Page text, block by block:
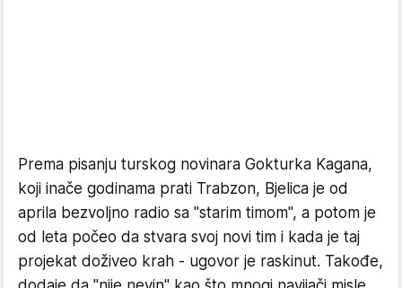
Prema pisanju turskog novinara Gokturka Kagana,
koji inače godinama prati Trabzon, Bjelica je od
aprila bezvoljno radio sa "starim timom", a potom je
od leta počeo da stvara svoj novi tim i kada je taj
projekat doživeo krah - ugovor je raskinut. Takođe,